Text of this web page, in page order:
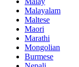
Malayalam
Maltese
Maori
Marathi
Mongolian
Burmese